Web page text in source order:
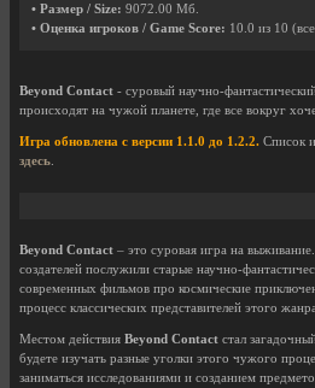
• Размер / Size: 9072.00 Мб.
• Оценка игроков / Game Score: 10.0 из 10
Beyond Contact - суровый научно-
происходят на чужой планете, где все вокруг
Игра обновлена с версии 1.1.0 до 1.2.2. Список
здесь.
Beyond Contact – это суровая игра на
создателей послужили старые научно-
современных фильмов про космические
процесс классических представителей этого
Местом действия Beyond Contact стал
будете изучать разные уголки этого чужого
заниматься исследованиями и созданием